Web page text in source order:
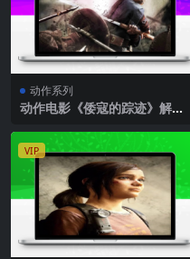
动作系列
动作电影《倭寇的踪迹》解说
VIP